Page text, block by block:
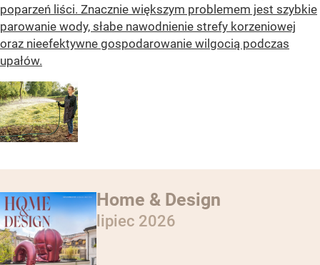
poparzeń liści. Znacznie większym problemem jest szybkie
parowanie wody, słabe nawodnienie strefy korzeniowej
oraz nieefektywne gospodarowanie wilgocią podczas
upałów.
Home & Design
lipiec 2026